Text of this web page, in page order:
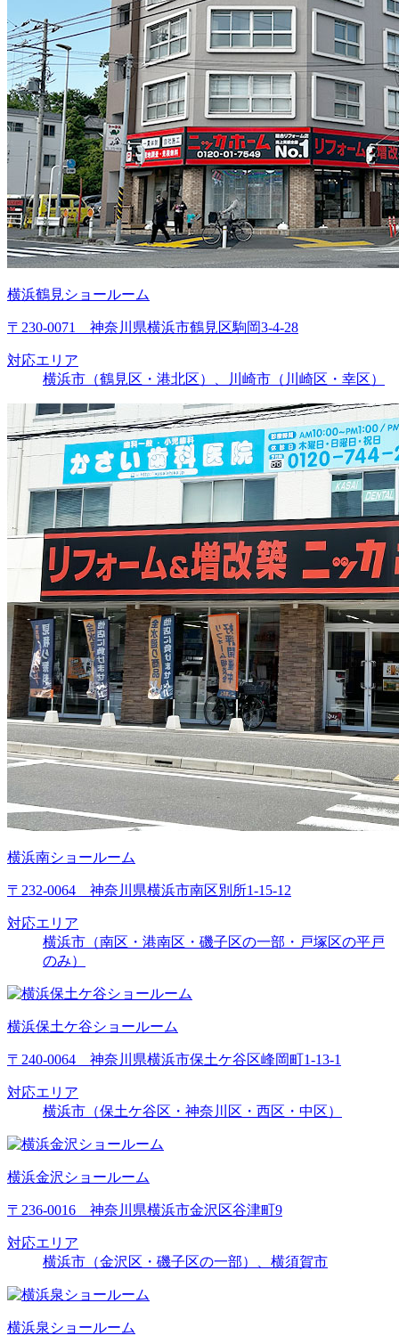
横浜鶴見ショールーム
〒230-0071 神奈川県横浜市鶴見区駒岡3-4-28
対応エリア
横浜市（鶴見区・港北区）、川崎市（川崎区・幸区）
横浜南ショールーム
〒232-0064 神奈川県横浜市南区別所1-15-12
対応エリア
横浜市（南区・港南区・磯子区の一部・戸塚区の平戸
のみ）
横浜保土ケ谷ショールーム
〒240-0064 神奈川県横浜市保土ケ谷区峰岡町1-13-1
対応エリア
横浜市（保土ケ谷区・神奈川区・西区・中区）
横浜金沢ショールーム
〒236-0016 神奈川県横浜市金沢区谷津町9
対応エリア
横浜市（金沢区・磯子区の一部）、横須賀市
横浜泉ショールーム